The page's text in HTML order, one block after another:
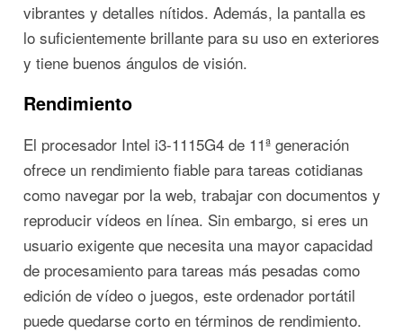
vibrantes y detalles nítidos. Además, la pantalla es
lo suficientemente brillante para su uso en exteriores
y tiene buenos ángulos de visión.
Rendimiento
El procesador Intel i3-1115G4 de 11ª generación
ofrece un rendimiento fiable para tareas cotidianas
como navegar por la web, trabajar con documentos y
reproducir vídeos en línea. Sin embargo, si eres un
usuario exigente que necesita una mayor capacidad
de procesamiento para tareas más pesadas como
edición de vídeo o juegos, este ordenador portátil
puede quedarse corto en términos de rendimiento.